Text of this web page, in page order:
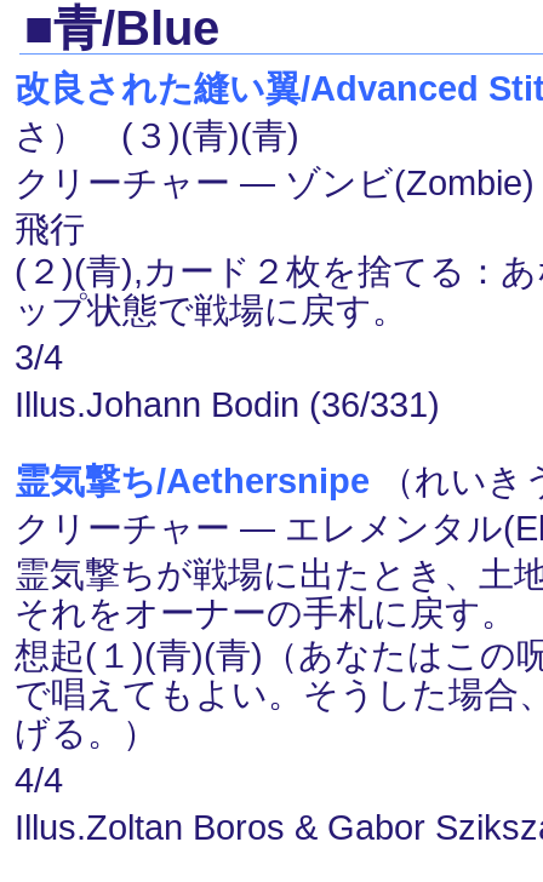
■青/Blue
改良された縫い翼/Advanced
さ） (３)(青)(青)
クリーチャー ― ゾンビ
飛行
(２)(青),カード２枚を捨てる：
ップ状態で戦場に戻す。
3/4
Illus.Johann Bodin (36/331)
霊気撃ち/Aethersnipe （れい
クリーチャー ― エレメンタル
霊気撃ちが戦場に出たとき、土
それをオーナーの手札に戻す。
想起(１)(青)(青)（あなたはこの
で唱えてもよい。そうした場合
げる。）
4/4
Illus.Zoltan Boros & Gabor